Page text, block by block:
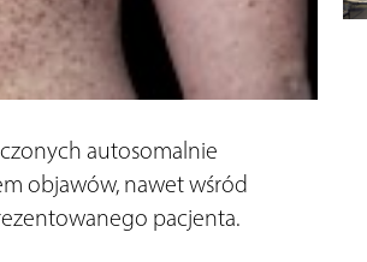
autosomalnie
objawów, nawet wśród
pacjenta.